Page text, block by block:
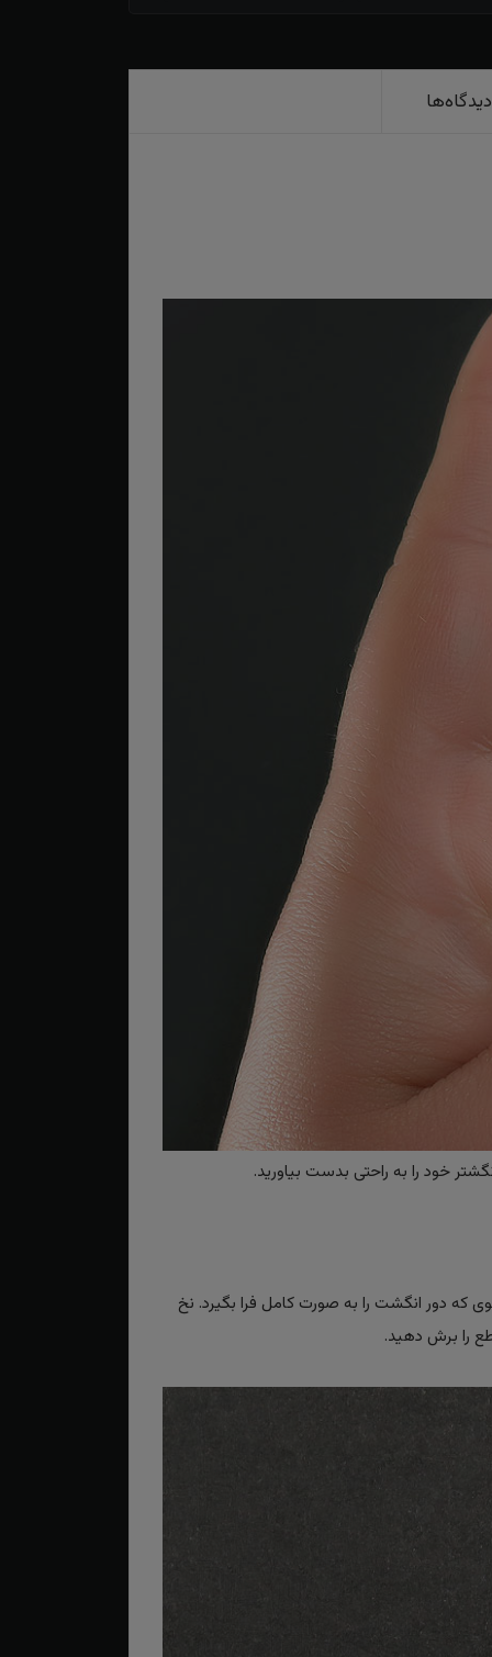
دیدگاه‌ها
خود را به راحتی بدست بیاورید.
که دور انگشت را به صورت کامل فرا بگیرد. نخ
را برش دهید.